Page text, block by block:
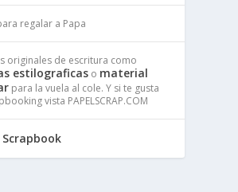
regalar a Papa
originales de escritura como
estilograficas o material
para la vuela al cole. Y si te gusta
vista PAPELSCRAP.COM
Scrapbook